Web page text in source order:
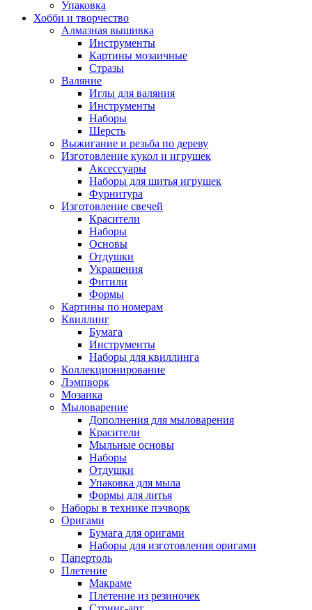
Упаковка
Хобби и творчество
Алмазная вышивка
Инструменты
Картины мозаичные
Стразы
Валяние
Иглы для валяния
Инструменты
Наборы
Шерсть
Выжигание и резьба по дереву
Изготовление кукол и игрушек
Аксессуары
Наборы для шитья игрушек
Фурнитура
Изготовление свечей
Красители
Наборы
Основы
Отдушки
Украшения
Фитили
Формы
Картины по номерам
Квиллинг
Бумага
Инструменты
Наборы для квиллинга
Коллекционирование
Лэмпворк
Мозаика
Мыловарение
Дополнения для мыловарения
Красители
Мыльные основы
Наборы
Отдушки
Упаковка для мыла
Формы для литья
Наборы в технике пэчворк
Оригами
Бумага для оригами
Наборы для изготовления оригами
Папертоль
Плетение
Макраме
Плетение из резиночек